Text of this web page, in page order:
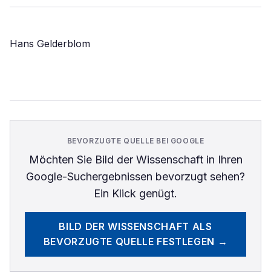
Hans Gelderblom
BEVORZUGTE QUELLE BEI GOOGLE
Möchten Sie Bild der Wissenschaftin Ihren
Google-Suchergebnissen bevorzugt sehen?
Ein Klick genügt.
BILD DER WISSENSCHAFT ALS
BEVORZUGTE QUELLE FESTLEGEN →